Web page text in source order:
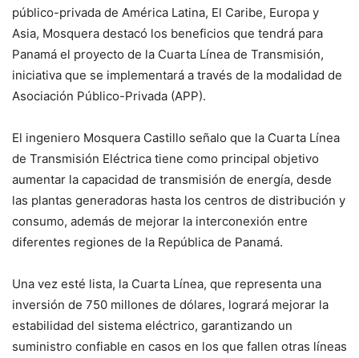
público-privada de América Latina, El Caribe, Europa y
Asia, Mosquera destacó los beneficios que tendrá para
Panamá el proyecto de la Cuarta Línea de Transmisión,
iniciativa que se implementará a través de la modalidad de
Asociación Público-Privada (APP).
El ingeniero Mosquera Castillo señalo que la Cuarta Línea
de Transmisión Eléctrica tiene como principal objetivo
aumentar la capacidad de transmisión de energía, desde
las plantas generadoras hasta los centros de distribución y
consumo, además de mejorar la interconexión entre
diferentes regiones de la República de Panamá.
Una vez esté lista, la Cuarta Línea, que representa una
inversión de 750 millones de dólares, logrará mejorar la
estabilidad del sistema eléctrico, garantizando un
suministro confiable en casos en los que fallen otras líneas